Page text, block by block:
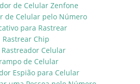
de Celular Zenfone
de Celular pelo Número
para Rastrear
Rastrear Chip
Rastreador Celular
de Celular
Espião para Celular